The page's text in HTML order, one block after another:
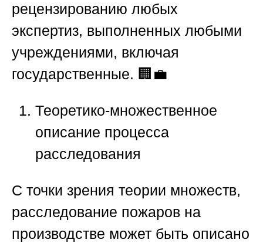
рецензированию любых
экспертиз, выполненных любыми
учреждениями, включая
государственные. 🏢💼
Теоретико-множественное
описание процесса
расследования
С точки зрения теории множеств,
расследование пожаров на
производстве может быть описано